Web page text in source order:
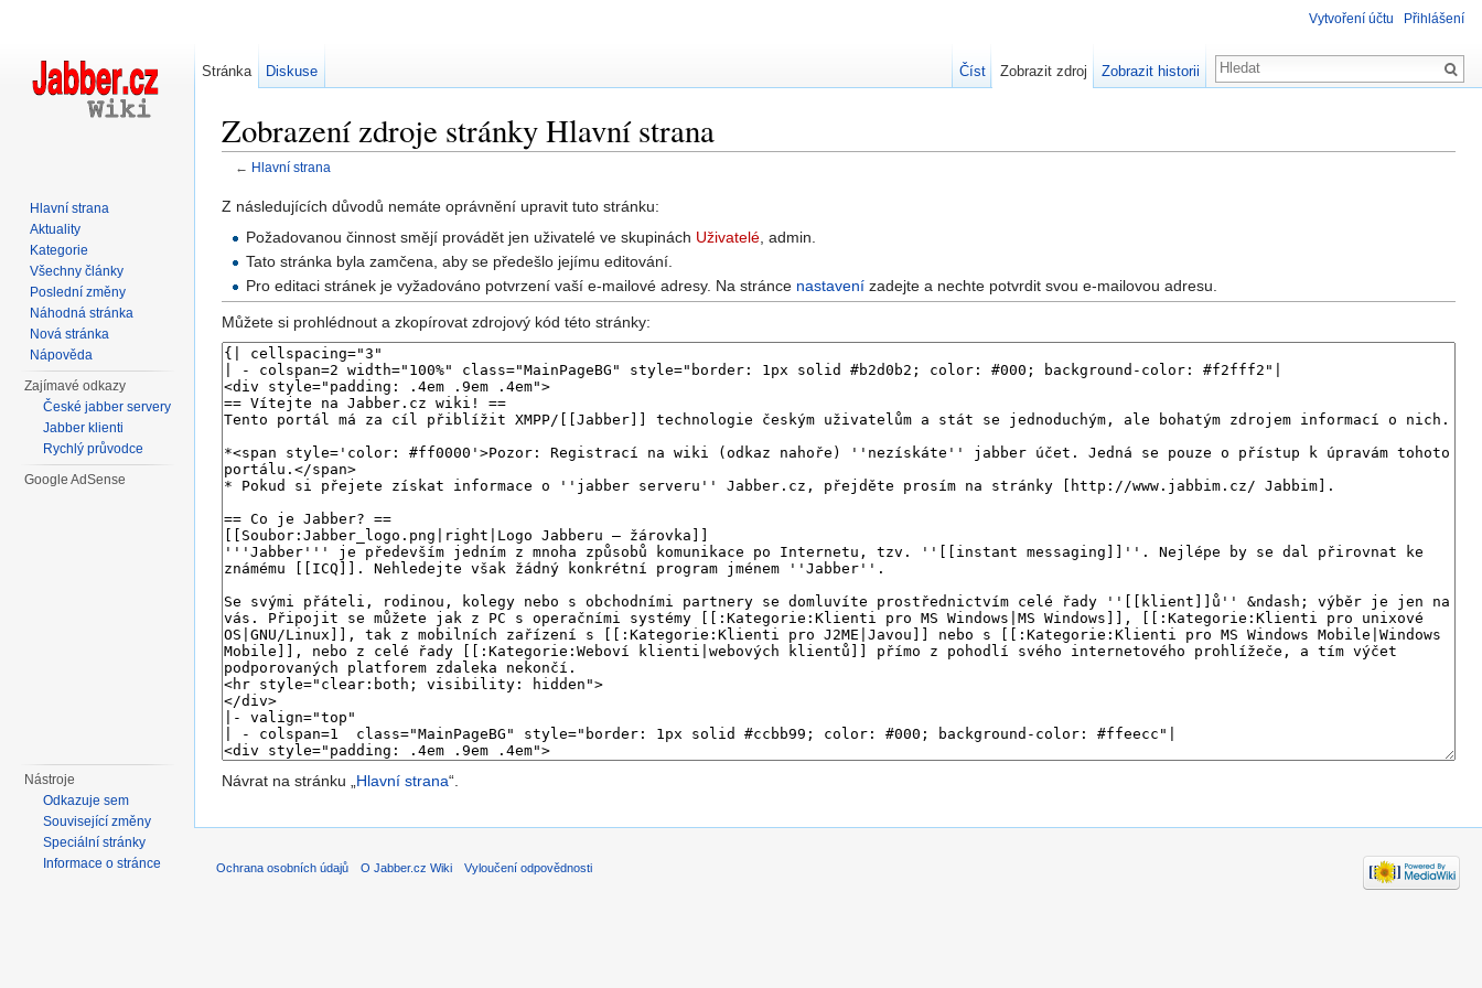
Zobrazení zdroje stránky Hlavní strana
← Hlavní strana
Z následujících důvodů nemáte oprávnění upravit tuto stránku:
Požadovanou činnost smějí provádět jen uživatelé ve skupinách Uživatelé , admin.
Tato stránka byla zamčena, aby se předešlo jejímu editování.
Pro editaci stránek je vyžadováno potvrzení vaší e-mailové adresy. Na stránce nastavení zadejte a nechte potvrdit svou e-mailovou adresu.
Můžete si prohlédnout a zkopírovat zdrojový kód této stránky:
Návrat na stránku „ Hlavní strana“.
Vytvoření účtu Přihlášení
Stránka Diskuse Číst Zobrazit zdroj Zobrazit historii
Hlavní strana
Aktuality
Kategorie
Všechny články
Poslední změny
Náhodná stránka
Nová stránka
Nápověda
Zajímavé odkazy
České jabber servery
Jabber klienti
Rychlý průvodce
Google AdSense
Nástroje
Odkazuje sem
Související změny
Speciální stránky
Informace o stránce
Ochrana osobních údajů O Jabber.cz Wiki Vyloučení odpovědnosti